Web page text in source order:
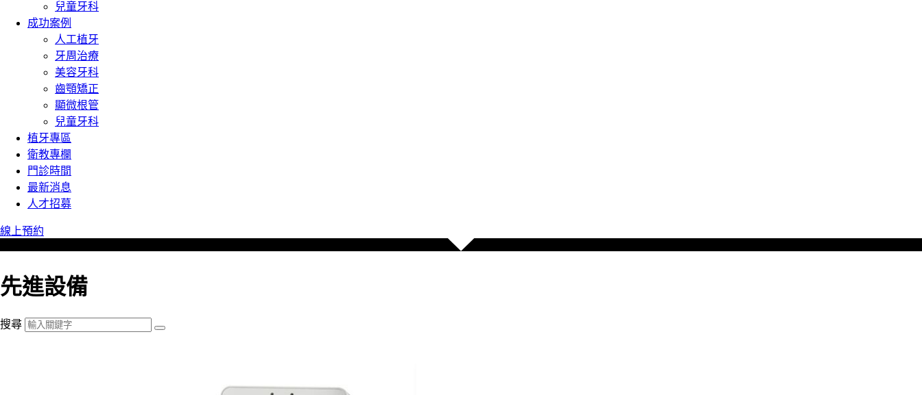
兒童牙科
成功案例
人工植牙
牙周治療
美容牙科
齒顎矯正
顯微根管
兒童牙科
植牙專區
衛教專欄
門診時間
最新消息
人才招募
線上預約
先進設備
搜尋